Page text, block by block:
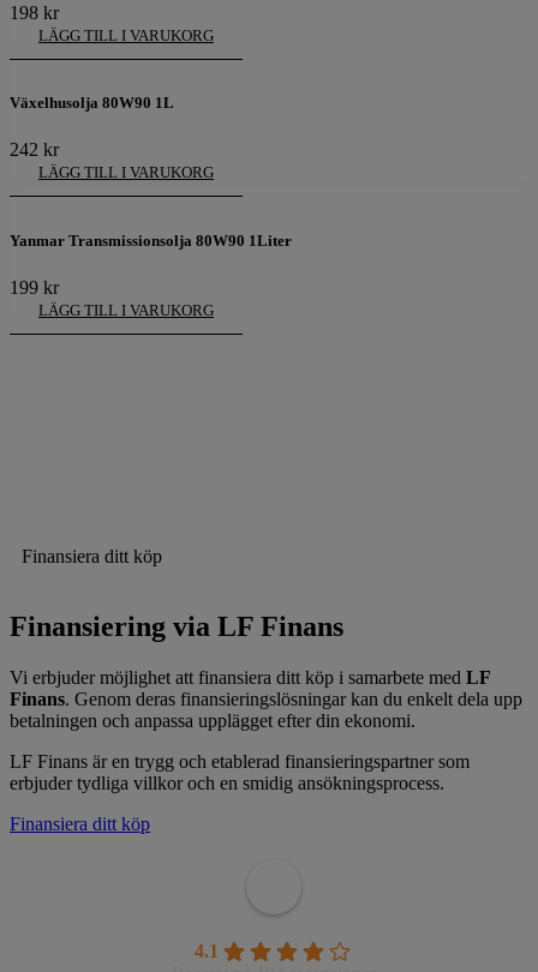
198 kr
LÄGG TILL I VARUKORG
Växelhusolja 80W90 1L
242 kr
LÄGG TILL I VARUKORG
Yanmar Transmissionsolja 80W90 1Liter
199 kr
LÄGG TILL I VARUKORG
Finansiera ditt köp
Finansiering via LF Finans
Vi erbjuder möjlighet att finansiera ditt köp i samarbete med LF
Finans. Genom deras finansieringslösningar kan du enkelt dela upp
betalningen och anpassa upplägget efter din ekonomi.
LF Finans är en trygg och etablerad finansieringspartner som
erbjuder tydliga villkor och en smidig ansökningsprocess.
Finansiera ditt köp
4.1